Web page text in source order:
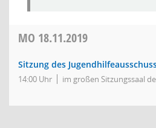
MO 18.11.2019
Sitzung des
14:00 Uhr im großen Sitzungssaal